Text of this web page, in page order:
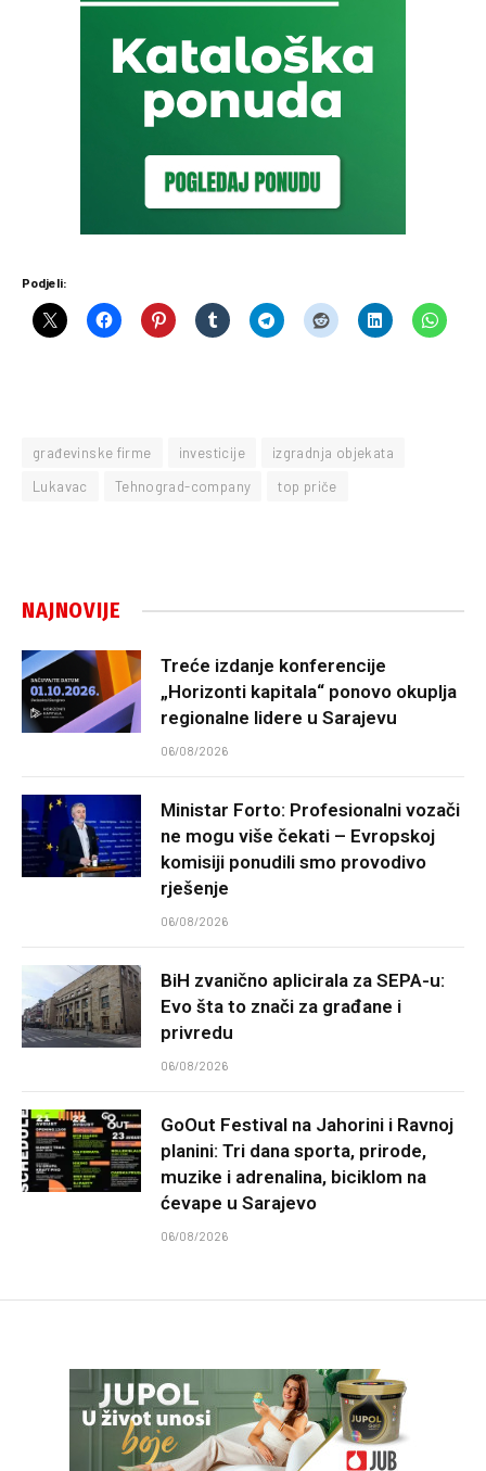
Podjeli:
građevinske firme investicije
izgradnja objekata
Lukavac
Tehnograd-company top priče
NAJNOVIJE
Treće izdanje konferencije
„Horizonti kapitala“ ponovo okuplja
regionalne lidere u Sarajevu
06/08/2026
Ministar Forto: Profesionalni vozači
ne mogu više čekati – Evropskoj
komisiji ponudili smo provodivo
rješenje
06/08/2026
BiH zvanično aplicirala za SEPA-u:
Evo šta to znači za građane i
privredu
06/08/2026
GoOut Festival na Jahorini i Ravnoj
planini: Tri dana sporta, prirode,
muzike i adrenalina, biciklom na
ćevape u Sarajevo
06/08/2026